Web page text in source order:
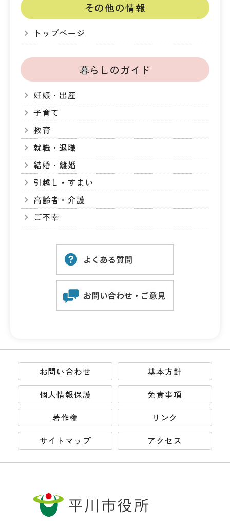
その他の情報
トップページ
暮らしのガイド
妊娠・出産
子育て
教育
就職・退職
結婚・離婚
引越し・すまい
高齢者・介護
ご不幸
お問い合わせ
基本方針
個人情報保護
免責事項
著作権
リンク
サイトマップ
アクセス